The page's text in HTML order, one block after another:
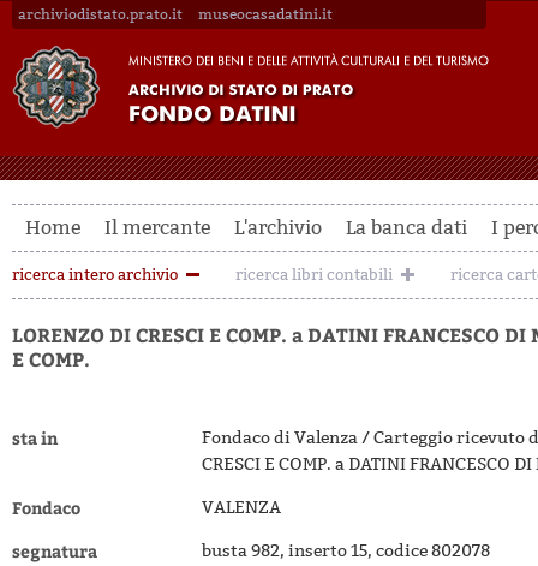
archiviodistato.prato.it museocasadatini.it
Home Il mercante L'archivio La banca dati I
ricerca intero archivio ricerca libri contabili ricerca
LORENZO DI CRESCI E COMP. a DATINI FRANCESCO DI
E COMP.
sta in
Fondaco di Valenza / Carteggio ricevuto
CRESCI E COMP. a DATINI FRANCESCO
Fondaco VALENZA
segnatura busta 982, inserto 15, codice 802078